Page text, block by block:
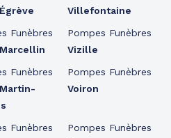
Funèbres
Funèbres
Funèbres
Villefontaine
Pompes Funèbres
Vizille
Pompes Funèbres
Voiron
Pompes Funèbres